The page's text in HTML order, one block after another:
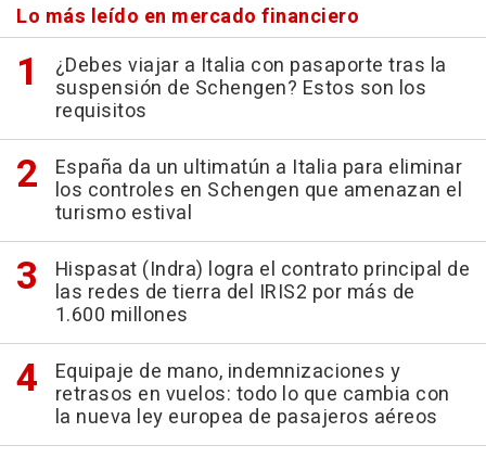
Lo más leído en mercado financiero
¿Debes viajar a Italia con pasaporte tras la
suspensión de Schengen? Estos son los
requisitos
España da un ultimatún a Italia para eliminar
los controles en Schengen que amenazan el
turismo estival
Hispasat (Indra) logra el contrato principal de
las redes de tierra del IRIS2 por más de
1.600 millones
Equipaje de mano, indemnizaciones y
retrasos en vuelos: todo lo que cambia con
la nueva ley europea de pasajeros aéreos